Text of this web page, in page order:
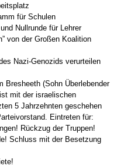
für Schulen
Nullrunde für Lehrer
von der Großen Koalition
Nazi-Genozids verurteilen
Bresheeth (Sohn Überlebender
mit der israelischen
5 Jahrzehnten geschehen
Eintreten für:
Rückzug der Truppen!
Schluss mit der Besetzung